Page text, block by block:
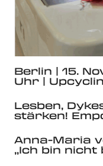
Berlin | 15.
Uhr |
Lesben,
stärken!
Anna-Maria
„Ich bin nicht